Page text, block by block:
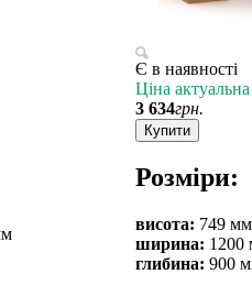
Є в наявності
Ціна
3 634грн.
Купити
Розміри:
висота: 749 мм
ширина: 1200
глибина: 900